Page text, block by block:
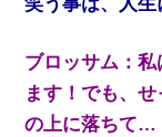
ブロッサム：
ます！でも、
の上に落ちて…